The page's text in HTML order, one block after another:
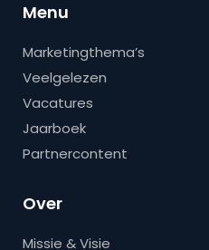
Menu
Marketingthema’s
Veelgelezen
Vacatures
Jaarboek
Partnercontent
Over
Missie & Visie